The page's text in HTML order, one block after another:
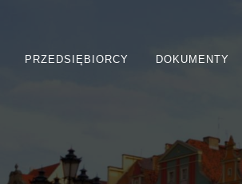
PRZEDSIĘBIORCY DOKUMENTY